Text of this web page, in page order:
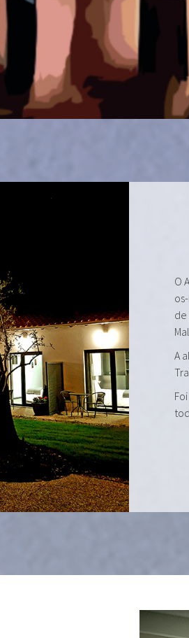
O
de
A